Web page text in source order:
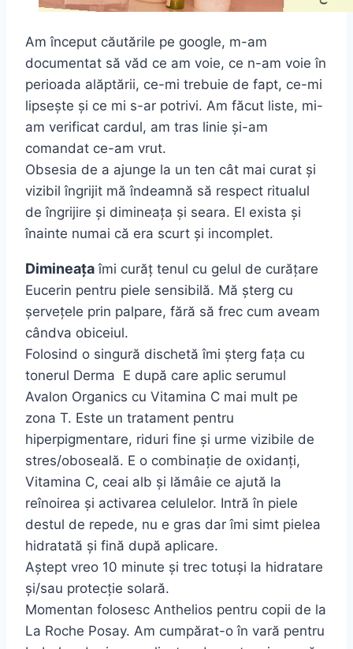
Am început căutările pe google, m-am
documentat să văd ce am voie, ce n-am voie în
perioada alăptării, ce-mi trebuie de fapt, ce-mi
lipsește și ce mi s-ar potrivi. Am făcut liste, mi-
am verificat cardul, am tras linie și-am
comandat ce-am vrut.
Obsesia de a ajunge la un ten cât mai curat și
vizibil îngrijit mă îndeamnă să respect ritualul
de îngrijire și dimineața și seara. El exista și
înainte numai că era scurt și incomplet.
Dimineața îmi curăț tenul cu gelul de curățare
Eucerin pentru piele sensibilă. Mă șterg cu
șervețele prin palpare, fără să frec cum aveam
cândva obiceiul.
Folosind o singură dischetă îmi șterg fața cu
tonerul Derma E după care aplic serumul
Avalon Organics cu Vitamina C mai mult pe
zona T. Este un tratament pentru
hiperpigmentare, riduri fine și urme vizibile de
stres/oboseală. E o combinație de oxidanți,
Vitamina C, ceai alb și lămâie ce ajută la
reînoirea și activarea celulelor. Intră în piele
destul de repede, nu e gras dar îmi simt pielea
hidratată și fină după aplicare.
Aștept vreo 10 minute și trec totuși la hidratare
și/sau protecție solară.
Momentan folosesc Anthelios pentru copii de la
La Roche Posay. Am cumpărat-o în vară pentru